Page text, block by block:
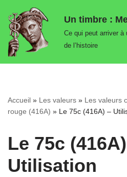
Aller
au
contenu
Un timbre :
Ce qui peut arriver à
de l’histoire
Accueil » Les valeurs » Les valeurs
rouge (416A) » Le 75c (416A) –
Le 75c
Utilisation